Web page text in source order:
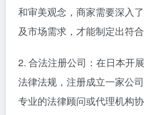
和审美观念，商家需要深入
及市场需求，才能制定出符
2. 合法注册公司：在日本开
法律法规，注册成立一家公
专业的法律顾问或代理机构协